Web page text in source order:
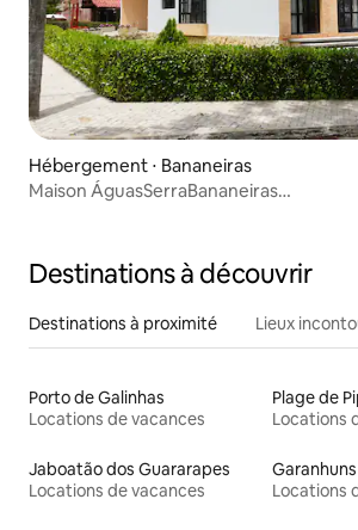
Hébergement ⋅ Bananeiras
Maison ÁguasSerraBananeiras
Destinations à découvrir
Destinations à proximité Lieux
Porto de Galinhas
Locations de vacances
Plage de
Locations
Jaboatão dos Guararapes
Locations de vacances
Garanhuns
Locations